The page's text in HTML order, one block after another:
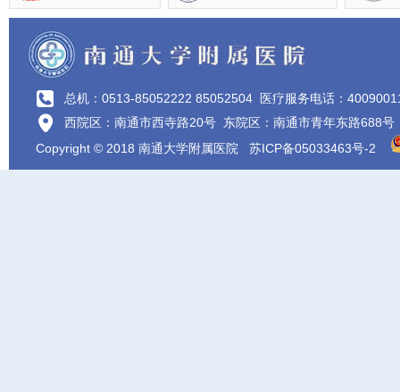
总机：0513-85052222 85052504 医疗服务电话：
西院区：南通市西寺路20号 东院区：南通市青年东路688号
Copyright © 2018 南通大学附属医院 苏ICP备05033463号-2